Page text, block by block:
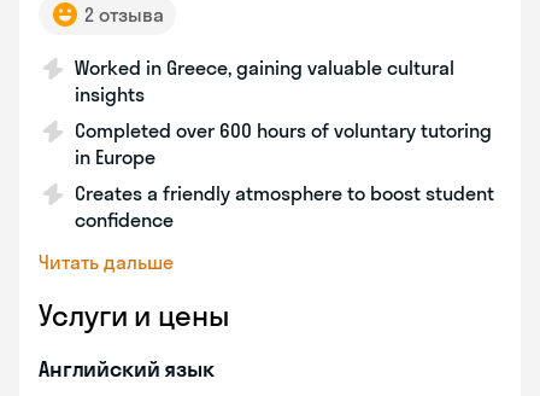
2 отзыва
Worked in Greece, gaining valuable cultural
insights
Completed over 600 hours of voluntary tutoring
in Europe
Creates a friendly atmosphere to boost student
confidence
Читать дальше
Услуги и цены
Английский язык